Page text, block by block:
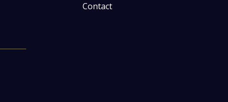
Contact